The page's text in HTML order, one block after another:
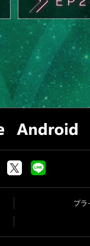
プラ